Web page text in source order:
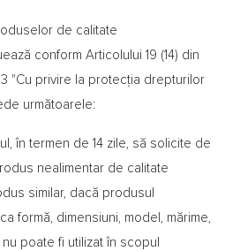
de calitate
conform Articolului 19 (14) din
"Cu privire la protecția drepturilor
următoarele:
în termen de 14 zile, să solicite de
nealimentar de calitate
similar, dacă produsul
formă, dimensiuni, model, mărime,
poate fi utilizat în scopul